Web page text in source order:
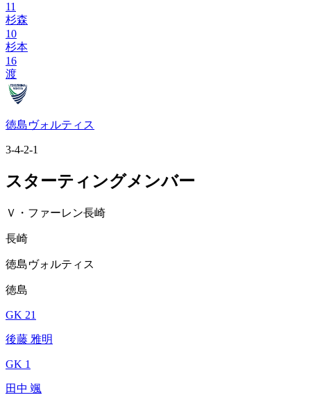
11
杉森
10
杉本
16
渡
徳島ヴォルティス
3-4-2-1
スターティングメンバー
Ｖ・ファーレン長崎
長崎
徳島ヴォルティス
徳島
GK 21
後藤 雅明
GK 1
田中 颯